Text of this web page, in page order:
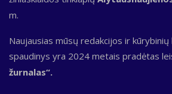
m.
Naujausias mūsų redakcijos ir
spaudinys yra 2024 metais pradėtas
žurnalas“.